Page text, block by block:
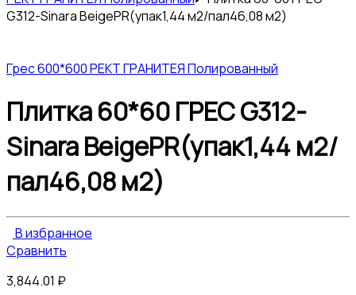
G312-Sinara BeigePR(упак1,44 м2/пал46,08 м2)
Грес 600*600 РЕКТ ГРАНИТЕЯ Полированный
Плитка 60*60 ГРЕС G312-
Sinara BeigePR(упак1,44 м2/
пал46,08 м2)
В избранное
Сравнить
3,844.01 ₽